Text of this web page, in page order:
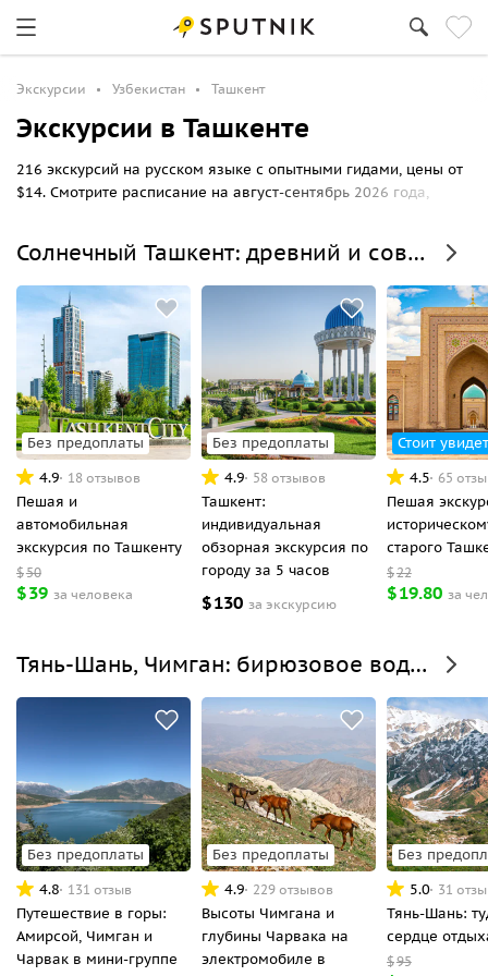
Экскурсии Узбекистан Ташкент
Экскурсии в Ташкенте
216 экскурсий на русском языке с опытными гидами, цены от
$14. Смотрите расписание на август-сентябрь 2026 года,
Солнечный Ташкент: древний и современный
Без предоплаты
4.9 18 отзывов
Пешая и
автомобильная
экскурсия по Ташкенту
$50
$39 за человека
Без предоплаты
4.9 58 отзывов
Ташкент:
индивидуальная
обзорная экскурсия по
городу за 5 часов
$130 за экскурсию
Стоит
4.5 65
Пешая
старого
$22
$19.80 за
Тянь-Шань, Чимган: бирюзовое водохранилище и горы
Без предоплаты
4.8 131 отзыв
Путешествие в горы:
Амирсой, Чимган и
Чарвак в мини-группе
Без предоплаты
4.9 229 отзывов
Высоты Чимгана и
глубины Чарвака на
электромобиле в
Без
5.0 31
Тянь-Шань:
сердце
$95